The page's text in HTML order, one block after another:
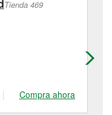
Tienda 469
| Compra ahora